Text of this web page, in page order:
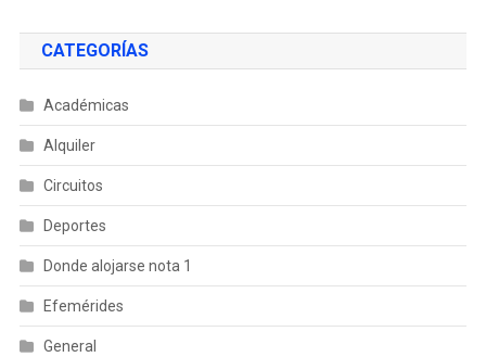
CATEGORÍAS
Académicas
Alquiler
Circuitos
Deportes
Donde alojarse nota 1
Efemérides
General